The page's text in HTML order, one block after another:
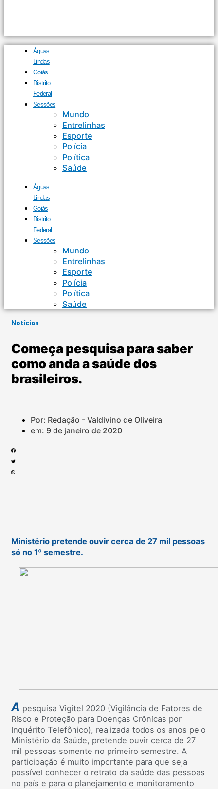
Águas
Lindas
Goiás
Distrito
Federal
Sessões
Mundo
Entrelinhas
Esporte
Polícia
Política
Saúde
Águas
Lindas
Goiás
Distrito
Federal
Sessões
Mundo
Entrelinhas
Esporte
Polícia
Política
Saúde
Notícias
Começa pesquisa para saber
como anda a saúde dos
brasileiros.
Por: Redação - Valdivino de Oliveira
em: 9 de janeiro de 2020
Ministério pretende ouvir cerca de 27 mil pessoas
só no 1º semestre.
A pesquisa Vigitel 2020 (Vigilância de Fatores de
Risco e Proteção para Doenças Crônicas por
Inquérito Telefônico), realizada todos os anos pelo
Ministério da Saúde, pretende ouvir cerca de 27
mil pessoas somente no primeiro semestre. A
participação é muito importante para que seja
possível conhecer o retrato da saúde das pessoas
no país e para o planejamento e monitoramento